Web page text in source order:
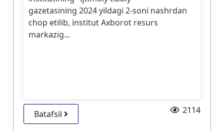
gazetasining 2024 yildagi 2-soni nashrdan
chop etilib, institut Axborot resurs
markazig...
Batafsil 2114